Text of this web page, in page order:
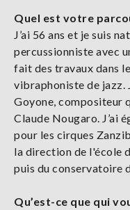
Quel est votre
J’ai 56 ans et je suis
percussionniste avec
fait des travaux dans
vibraphoniste de jazz.
Goyone, compositeur
Claude Nougaro. J’ai
pour les cirques
la direction de l'école
puis du conservatoire
Qu’est-ce que qui